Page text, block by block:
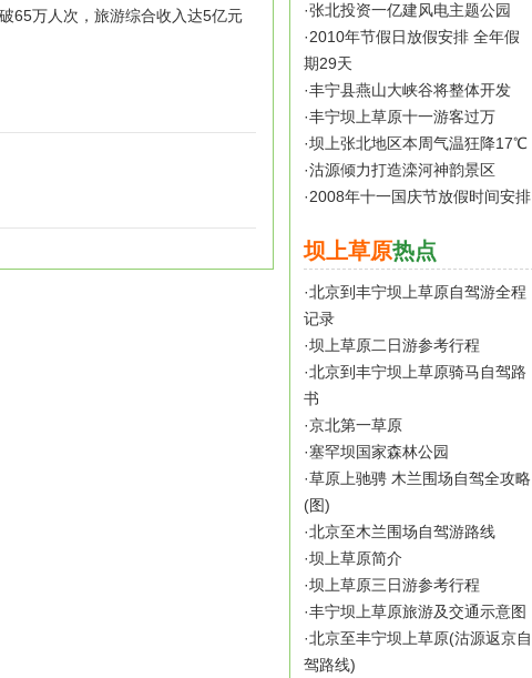
万人次，旅游综合收入达5亿元
·张北投资一亿建风电主题公园
·2010年节假日放假安排 全年假
期29天
·丰宁县燕山大峡谷将整体开发
·丰宁坝上草原十一游客过万
·坝上张北地区本周气温狂降17℃
·沽源倾力打造滦河神韵景区
·2008年十一国庆节放假时间安排
坝上草原热点
·北京到丰宁坝上草原自驾游全程
记录
·坝上草原二日游参考行程
·北京到丰宁坝上草原骑马自驾路
书
·京北第一草原
·塞罕坝国家森林公园
·草原上驰骋 木兰围场自驾全攻略
(图)
·北京至木兰围场自驾游路线
·坝上草原简介
·坝上草原三日游参考行程
·丰宁坝上草原旅游及交通示意图
·北京至丰宁坝上草原(沽源返京自
驾路线)